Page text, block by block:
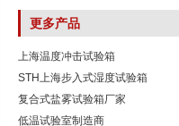
更多产品
上海温度冲击试验箱
STH上海步入式湿度试验箱
复合式盐雾试验箱厂家
低温试验室制造商